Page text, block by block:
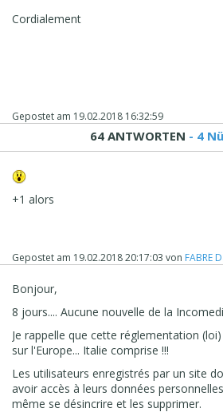
Cordialement
Gepostet am 19.02.2018 16:32:59
64 ANTWORTEN - 4
+1 alors
Gepostet am 19.02.2018 20:17:03 von FABRE
Bonjour,
8 jours.... Aucune nouvelle de la
Je rappelle que cette réglementation
sur l'Europe... Italie comprise !!!
Les utilisateurs enregistrés par un site
avoir accès à leurs données
même se désincrire et les supprimer.